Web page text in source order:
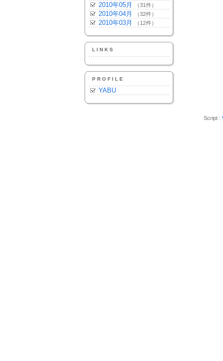
2010年05月 （31件）
2010年04月 （32件）
2010年03月 （12件）
LINKS
PROFILE
YABU
Script :